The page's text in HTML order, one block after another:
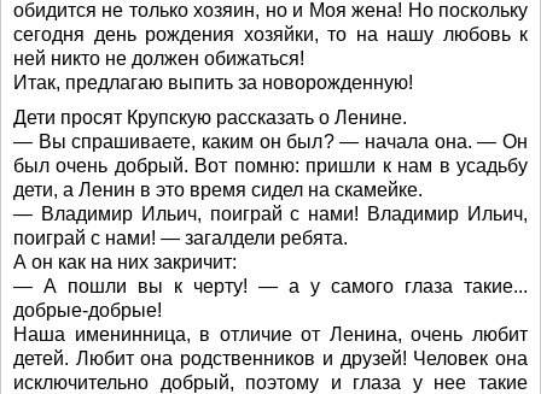
обидится не только хозяин, но и Моя жена! Но поскольку
сегодня день рождения хозяйки, то на нашу любовь к
ней никто не должен обижаться!
Итак, предлагаю выпить за новорожденную!
Дети просят Крупскую рассказать о Ленине.
— Вы спрашиваете, каким он был? — начала она. — Он
был очень добрый. Вот помню: пришли к нам в усадьбу
дети, а Ленин в это время сидел на скамейке.
— Владимир Ильич, поиграй с нами! Владимир Ильич,
поиграй с нами! — загалдели ребята.
А он как на них закричит:
— А пошли вы к черту! — а у самого глаза такие...
добрые-добрые!
Наша именинница, в отличие от Ленина, очень любит
детей. Любит она родственников и друзей! Человек она
исключительно добрый, поэтому и глаза у нее такие